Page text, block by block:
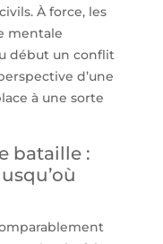
À force, les
mentale
début un conflit
d’une
à une sorte
bataille :